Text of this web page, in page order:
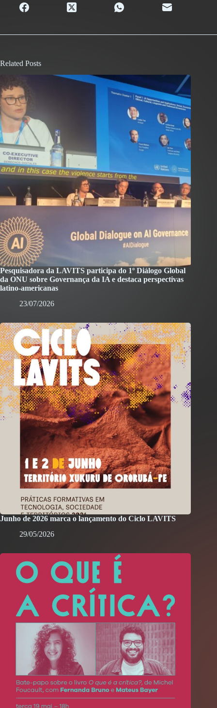
Related Posts
Pesquisadora da LAVITS participa do 1º Diálogo Global
da ONU sobre Governança da IA e destaca perspectivas
latino-americanas
23/07/2026
Junho de 2026 marca o lançamento do Ciclo LAVITS
29/05/2026